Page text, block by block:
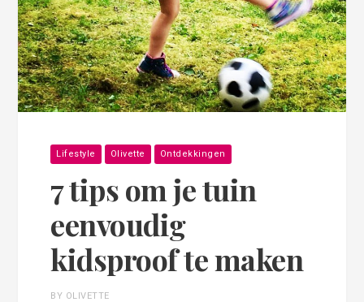
Lifestyle Olivette Ontdekkingen
7 tips om je tuin
eenvoudig
kidsproof te maken
BY OLIVETTE